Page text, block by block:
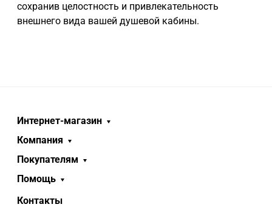
сохранив целостность и привлекательность
внешнего вида вашей душевой кабины.
Интернет-магазин
Компания
Покупателям
Помощь
Контакты